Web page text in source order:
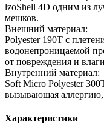
lzoShell 4D одним из
мешков.
Внешний материал:
Polyester 190Т с
водонепроницаемой
от повреждения и
Внутренний материал:
Soft Micro Polyester
вызывающая аллергию,
Характеристики